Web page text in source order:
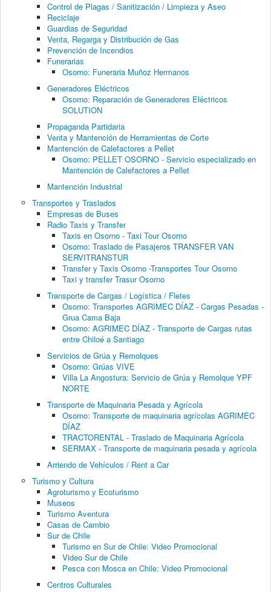
Control de Plagas / Sanitización / Limpieza y Aseo
Reciclaje
Guardias de Seguridad
Venta, Regarga y Distribución de Gas
Prevención de Incendios
Funerarias
Osorno: Funeraria Muñoz Hermanos
Generadores Eléctricos
Osorno: Reparación de Generadores Eléctricos
SOLUTION
Propaganda Partidaria
Venta y Mantención de Herramientas de Corte
Mantención de Calefactores a Pellet
Osorno: PELLET OSORNO - Servicio especializado en
Mantención de Calefactores a Pellet
Mantención Industrial
Transportes y Traslados
Empresas de Buses
Radio Taxis y Transfer
Taxis en Osorno - Taxi Tour Osorno
Osorno: Traslado de Pasajeros TRANSFER VAN
SERVITRANSTUR
Transfer y Taxis Osorno -Transportes Tour Osorno
Taxi y transfer Trasur Osorno
Transporte de Cargas / Logística / Fletes
Osorno: Transportes AGRIMEC DÍAZ - Cargas Pesadas -
Grua Cama Baja
Osorno: AGRIMEC DÍAZ - Transporte de Cargas rutas
entre Chiloé a Santiago
Servicios de Grúa y Remolques
Osorno: Grúas VIVE
Villa La Angostura: Servicio de Grúa y Remolque YPF
NORTE
Transporte de Maquinaria Pesada y Agrícola
Osorno: Transporte de maquinaria agrícolas AGRIMEC
DÍAZ
TRACTORENTAL - Traslado de Maquinaria Agrícola
SERMAX - Transporte de maquinaria pesada y agrícola
Arriendo de Vehículos / Rent a Car
Turismo y Cultura
Agroturismo y Ecoturismo
Museos
Turismo Aventura
Casas de Cambio
Sur de Chile
Turismo en Sur de Chile: Video Promocional
Video Sur de Chile
Pesca con Mosca en Chile: Video Promocional
Centros Culturales